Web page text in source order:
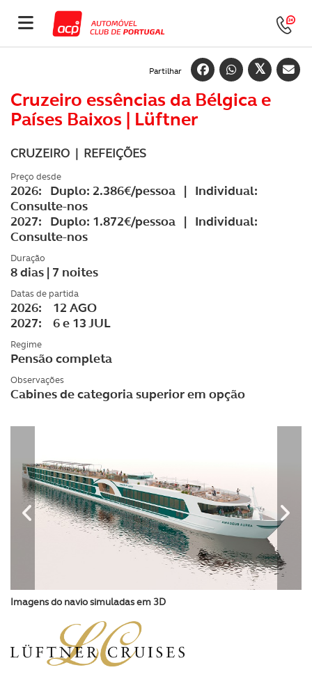
Partilhar
Cruzeiro essências da Bélgica e
Países Baixos | Lüftner
CRUZEIRO | REFEIÇÕES
Preço desde
2026: Duplo: 2.386€/pessoa | Individual:
Consulte-nos
2027: Duplo: 1.872€/pessoa | Individual:
Consulte-nos
Duração
8 dias | 7 noites
Datas de partida
2026: 12 AGO
2027: 6 e 13 JUL
Regime
Pensão completa
Observações
Cabines de categoria superior em opção
Imagens do navio simuladas em 3D